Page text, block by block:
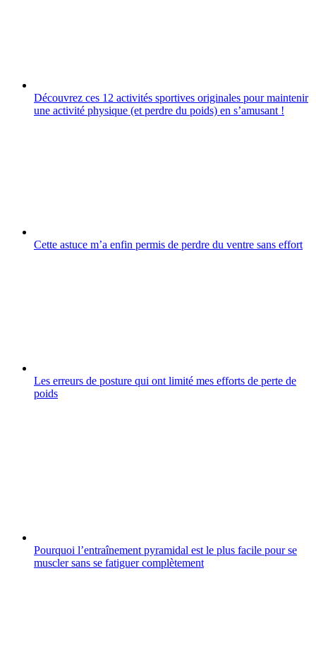
Découvrez ces 12 activités sportives originales pour maintenir
une activité physique (et perdre du poids) en sʼamusant !
Cette astuce m’a enfin permis de perdre du ventre sans effort
Les erreurs de posture qui ont limité mes efforts de perte de
poids
Pourquoi l’entraînement pyramidal est le plus facile pour se
muscler sans se fatiguer complètement